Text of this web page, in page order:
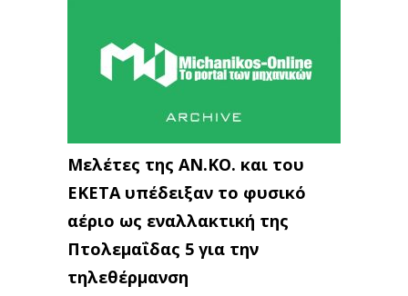
Μελέτες της ΑΝ.ΚΟ. και του
ΕΚΕΤΑ υπέδειξαν το φυσικό
αέριο ως εναλλακτική της
Πτολεμαΐδας 5 για την
τηλεθέρμανση